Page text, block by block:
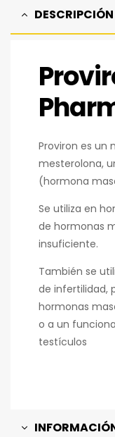
DESCRIPCIÓN
Proviron es
mesterolona,
(hormona
Se utiliza en
de hormonas
insuficiente.
También se
de infertilidad,
hormonas
o a un
testículos